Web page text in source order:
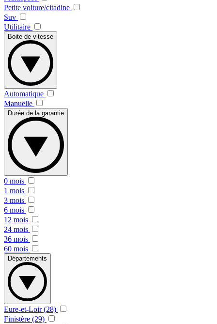
Petite voiture/citadine
Suv
Utilitaire
Boite de vitesse
Automatique
Manuelle
Durée de la garantie
0 mois
1 mois
3 mois
6 mois
12 mois
24 mois
36 mois
60 mois
Départements
Eure-et-Loir (28)
Finistère (29)